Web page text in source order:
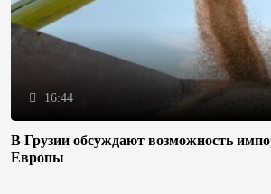
16:44
В Грузии обсуждают возможность
Европы